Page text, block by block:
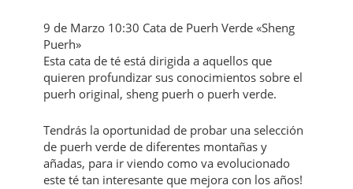
9 de Marzo 10:30 Cata de Puerh Verde «Sheng
Puerh»
Esta cata de té está dirigida a aquellos que
quieren profundizar sus conocimientos sobre el
puerh original, sheng puerh o puerh verde.
Tendrás la oportunidad de probar una selección
de puerh verde de diferentes montañas y
añadas, para ir viendo como va evolucionado
este té tan interesante que mejora con los años!